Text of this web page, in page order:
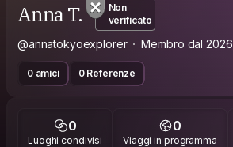
Anna T.
Non
verificato
@annatokyoexplorer Membro dal 2026
0 amici 0 Referenze
0
Luoghi condivisi
0
Viaggi in programma